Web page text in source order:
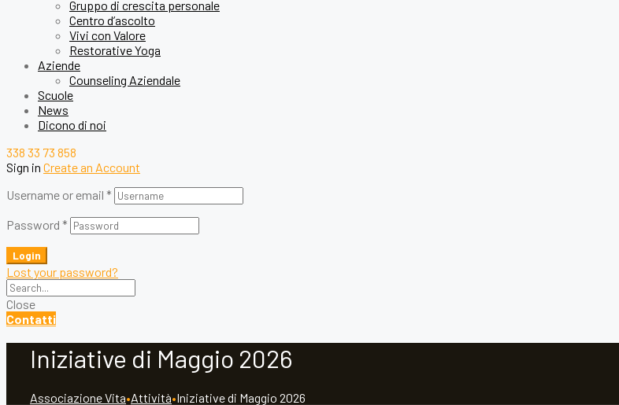
Gruppo di crescita personale
Centro d’ascolto
Vivi con Valore
Restorative Yoga
Aziende
Counseling Aziendale
Scuole
News
Dicono di noi
338 33 73 858
Sign in Create an Account
Username or email *
Password *
Login
Lost your password?
Close
Contatti
Iniziative di Maggio 2026
Associazione Vita•Attività•Iniziative di Maggio 2026